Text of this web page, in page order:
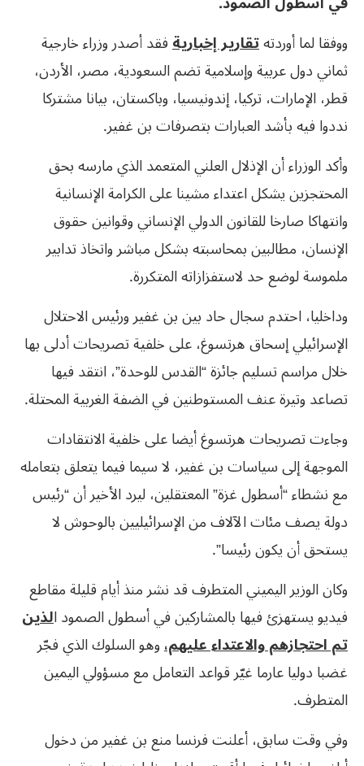
​ووفقا لما أوردتهتقارير إخباريةفقد أصدر وزراء خارجية
ثماني دول عربية وإسلامية تضم السعودية، مصر، الأردن،
قطر، الإمارات، تركيا، إندونيسيا، وباكستان، بيانا مشتركا
نددوا فيه بأشد العبارات بتصرفات بن غفير.
وأكد الوزراء أن الإذلال العلني المتعمد الذي مارسه بحق
المحتجزين يشكل اعتداء مشينا على الكرامة الإنسانية
وانتهاكا صارخا للقانون الدولي الإنساني وقوانين حقوق
الإنسان، مطالبين بمحاسبته بشكل مباشر واتخاذ تدابير
ملموسة لوضع حد لاستفزازاته المتكررة.
وداخليا، احتدم سجال حاد بين بن غفير ورئيس الاحتلال
الإسرائيلي إسحاق هرتسوغ، على خلفية تصريحات أدلى بها
خلال مراسم تسليم جائزة “القدس للوحدة”، انتقد فيها
تصاعد وتيرة عنف المستوطنين في الضفة الغربية المحتلة.
وجاءت تصريحات هرتسوغ أيضا على خلفية الانتقادات
الموجهة إلى سياسات بن غفير، لا سيما فيما يتعلق بتعامله
مع نشطاء “أسطول غزة” المعتقلين، ليرد الأخير أن “رئيس
دولة يصف مئات الآلاف من الإسرائيليين بالوحوش لا
يستحق أن يكون رئيسا”.
وكان الوزير اليميني المتطرف قد نشر منذ أيام قليلة مقاطع
فيديو يستهزئ فيها بالمشاركين في أسطول الصمود الذين
تم احتجازهم والاعتداء عليهم،وهو السلوك الذي فجّر
غضبا دوليا عارما غيّر قواعد التعامل مع مسؤولي اليمين
المتطرف.
وفي وقت سابق، أعلنت فرنسا منع بن غفير من دخول